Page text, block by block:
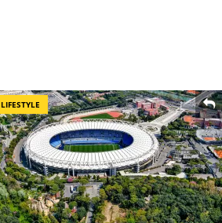
LIFESTYLE